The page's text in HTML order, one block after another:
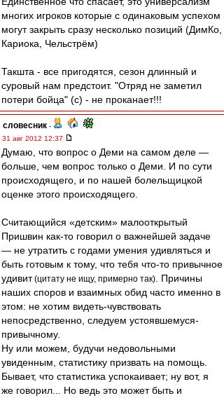
многих игроков которые с одинаковым успехом
могут закрыть сразу несколько позиций (ДимКо,
Кариока, Чельстрём)
Такшта - все пригодятся, сезон длинный и
суровый нам предстоит. "Отряд не заметил
потери бойца" (с) - не проканает!!!
словесник -
31 авг 2012 12:37
Думаю, что вопрос о Деми на самом деле —
больше, чем вопрос только о Деми. И по сути
происходящего, и по нашей болельщицкой
оценке этого происходящего.
Считающийся «детским» малооткрытый
Пришвин как-то говорил о важнейшей задаче
— не утратить с годами умения удивляться и
быть готовым к тому, что тебя что-то привычное
удивит(цитату не ищу, примерно так) . Причины
наших споров и взаимных обид часто именно в
этом: не хотим видеть-чувствовать
непосредственно, следуем устоявшемуся-
привычному.
Ну или можем, будучи недовольными
увиденным, статистику призвать на помощь.
Бывает, что статистика успокаивает; ну вот, я
же говорил... Но ведь это может быть и